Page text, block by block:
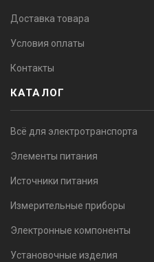
Доставка товара
Условия оплаты
Контакты
КАТАЛОГ
Всё для электротранспорта
Элементы питания
Источники питания
Измерительные приборы
Электронные компоненты
Установочные изделия